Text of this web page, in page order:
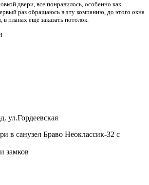
двери, все понравилось, особенно как
раз обращаюсь в эту компанию, до этого окна
планах еще заказать потолок.
ул.Гордеевская
в санузел Браво Неоклассик-32 с
замков